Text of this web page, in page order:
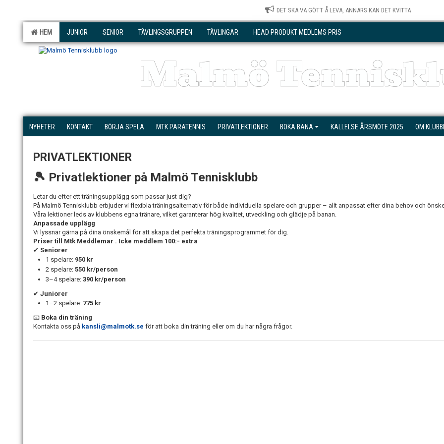
DET SKA VA GÖTT Å LEVA, ANNARS KAN DET KVITTA
HEM JUNIOR SENIOR TÄVLINGSGRUPPEN TÄVLINGAR HEAD PRODUKT MEDLEMS PRIS
Malmö
NYHETER KONTAKT BÖRJA SPELA MTK PARATENNIS PRIVATLEKTIONER BOKA BANA KALLELSE ÅRSMÖTE 2025 OM
PRIVATLEKTIONER
🎾 Privatlektioner på Malmö Tennisklubb
Letar du efter ett träningsupplägg som passar just dig?
På Malmö Tennisklubb erbjuder vi flexibla träningsalternativ för både individuella spelare och grupper – allt anpassat efter dina behov och
Våra lektioner leds av klubbens egna tränare, vilket garanterar hög kvalitet, utveckling och glädje på banan.
Anpassade upplägg
Vi lyssnar gärna på dina önskemål för att skapa det perfekta träningsprogrammet för dig.
Priser till Mtk Meddlemar . Icke meddlem 100:- extra
✔ Seniorer
1 spelare: 950 kr
2 spelare: 550 kr/person
3–4 spelare: 390 kr/person
✔ Juniorer
1–2 spelare: 775 kr
📧 Boka din träning
Kontakta oss på kansli@malmotk.se för att boka din träning eller om du har några frågor.